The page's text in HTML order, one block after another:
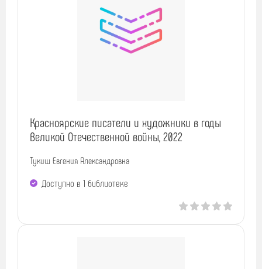
Красноярские писатели и художники в годы
Великой Отечественной войны, 2022
Тукиш Евгения Александровна
Доступно в 1 библиотекe